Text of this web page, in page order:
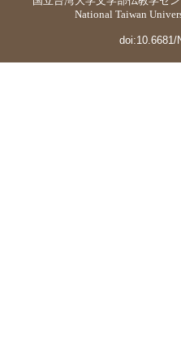
National Taiwan
doi:10.6681/